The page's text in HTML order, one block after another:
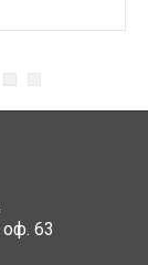
оф. 63